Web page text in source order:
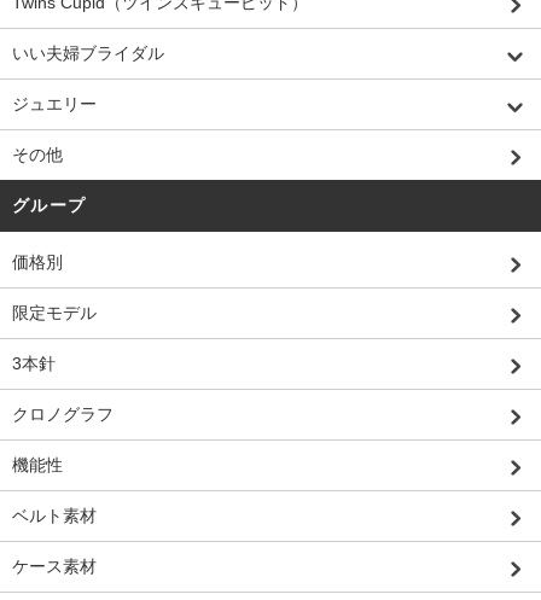
いい夫婦ブライダル
ジュエリー
その他
グループ
価格別
限定モデル
3本針
クロノグラフ
機能性
ベルト素材
ケース素材